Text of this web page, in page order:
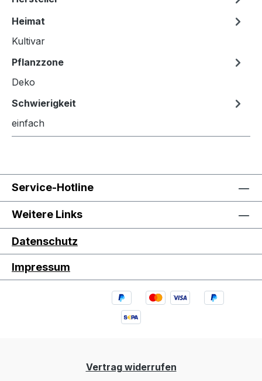
Heimat
Kultivar
Pflanzzone
Deko
Schwierigkeit
einfach
Service-Hotline
Weitere Links
Datenschutz
Impressum
Vertrag widerrufen